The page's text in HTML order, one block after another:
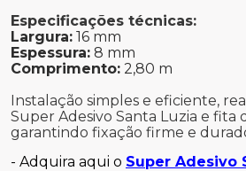
Especificações técnicas:
Largura: 16 mm
Espessura: 8 mm
Comprimento: 2,80 m
Instalação simples e eficiente,
Super Adesivo Santa Luzia e fita
garantindo fixação firme e
- Adquira aqui o Super Adesivo